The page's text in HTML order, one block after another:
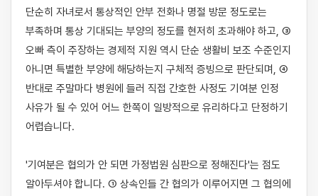
단순히 자녀로서 통상적인 안부 전화나 명절 방문 정도로는
부족하며 통상 기대되는 부양의 정도를 현저히 초과해야 하고, ③
오빠 측이 주장하는 경제적 지원 역시 단순 생활비 보조 수준인지
아니면 특별한 부양에 해당하는지 구체적 증빙으로 판단되며, ④
반대로 주말마다 병원에 들러 직접 간호한 사정도 기여분 인정
사유가 될 수 있어 어느 한쪽이 일방적으로 유리하다고 단정하기
어렵습니다.
'기여분은 협의가 안 되면 가정법원 심판으로 정해진다'는 점도
알아두셔야 합니다. ① 상속인들 간 협의가 이루어지면 그 협의에